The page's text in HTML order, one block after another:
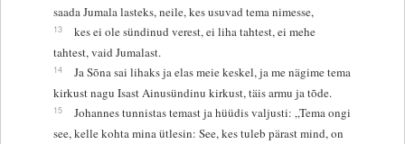
saada Jumala lasteks, neile, kes usuvad tema nimesse,
13
kes ei ole sündinud verest, ei liha tahtest, ei mehe
tahtest, vaid Jumalast.
14
Ja Sõna sai lihaks ja elas meie keskel, ja me nägime tema
kirkust nagu Isast Ainusündinu kirkust, täis armu ja tõde.
15
Johannes tunnistas temast ja hüüdis valjusti: „Tema ongi
see, kelle kohta mina ütlesin: See, kes tuleb pärast mind, on